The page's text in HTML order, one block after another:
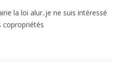
la loi alur..je ne suis intéressé
copropriétés